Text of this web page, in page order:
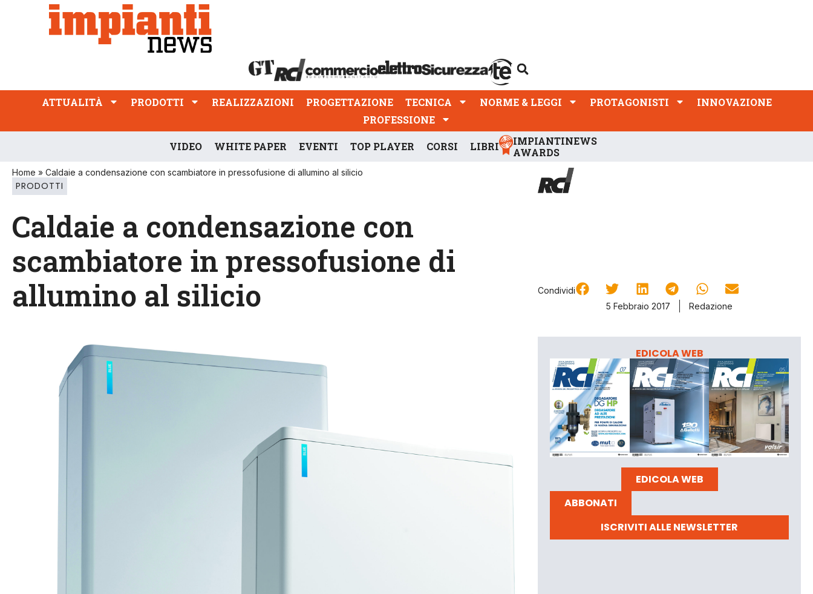
ATTUALITÀ PRODOTTI REALIZZAZIONI
PROFESSIONE
ATTUALITÀ PRODOTTI REALIZZAZIONI PROGETTAZIONE TECNICA NORME & LEGGI PROTAGONISTI
INNOVAZIONE
PROFESSIONE
VIDEO WHITE PAPER EVENTI TOP PLAYER CORSI LIBRI
IMPIANTINEWS
AWARDS
Home » Caldaie a condensazione con scambiatore in pressofusione di allumino al silicio
PRODOTTI
Caldaie a condensazione con
scambiatore in pressofusione di
allumino al silicio
Condividi
5 Febbraio 2017
Redazione
EDICOLA WEB
EDICOLA WEB
ABBONATI
ISCRIVITI ALLE NEWSLETTER